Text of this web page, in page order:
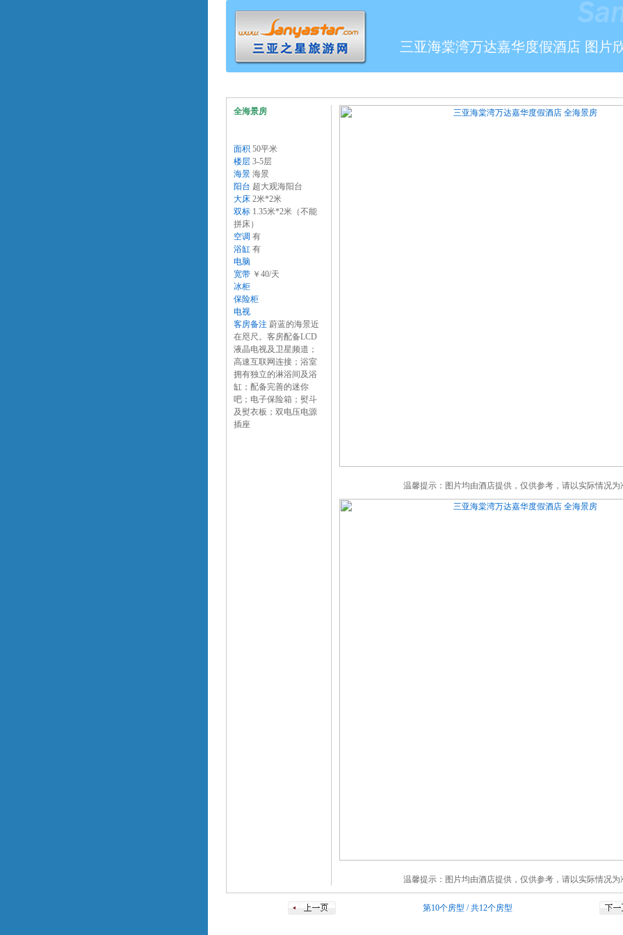
三亚海棠湾万达嘉华度假酒店 图片
全海景房
面积 50平米
楼层 3-5层
海景 海景
阳台 超大观海阳台
大床 2米*2米
双标 1.35米*2米（不能
拼床）
空调 有
浴缸 有
电脑
宽带 ￥40/天
冰柜
保险柜
电视
客房备注 蔚蓝的海景近
在咫尺。客房配备LCD
液晶电视及卫星频道；
高速互联网连接；浴室
拥有独立的淋浴间及浴
缸；配备完善的迷你
吧；电子保险箱；熨斗
及熨衣板；双电压电源
插座
温馨提示：图片均由酒店提供，仅供参考，请以实际情况为
温馨提示：图片均由酒店提供，仅供参考，请以实际情况为
第10个房型 /共12个房型